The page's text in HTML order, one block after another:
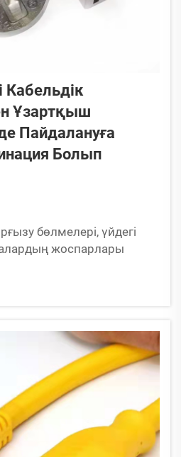
Кабельдік
Ұзартқыш
Пайдалануға
Болып
бөлмелері, үйдегі
жоспарлары
тұтыну электроникасы,
мен
тығыз
осындай үлкен өсу үйдегі
розеткалар үшін